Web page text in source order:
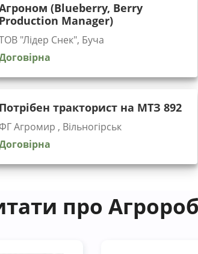
(Blueberry, Berry
Production Manager)
"Лідер Снек", Буча
Потрібен тракторист на МТЗ 892
ФГ Агромир , Вільногірськ
про